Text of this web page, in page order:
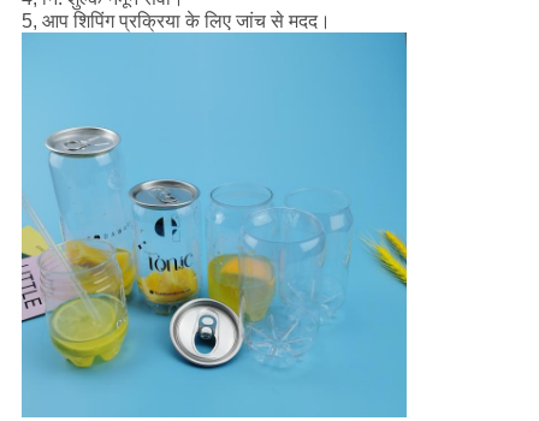
5, आप शिपिंग प्रक्रिया के लिए जांच से मदद।